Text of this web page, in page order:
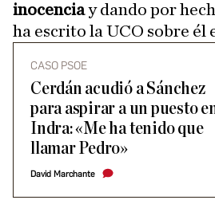
inocenciay dando por
ha escrito la UCO sobre él
CASO PSOE
Cerdán acudió a Sánchez
para aspirar a un puesto
Indra: «Me ha tenido que
llamar Pedro»
David Marchante